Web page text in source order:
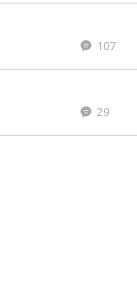
107
29